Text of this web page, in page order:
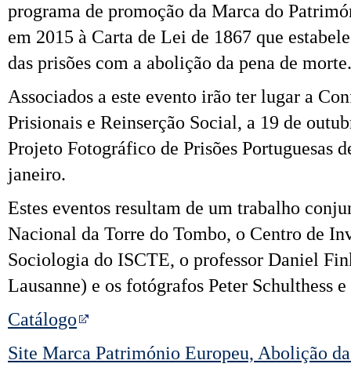
programa de promoção da Marca do
em 2015 à Carta de Lei de 1867 que
das prisões com a abolição da pena de morte.
Associados a este evento irão ter lugar a
Prisionais e Reinserção Social, a 19 de
Projeto Fotográfico de Prisões Portuguesas
janeiro.
Estes eventos resultam de um trabalho
Nacional da Torre do Tombo, o Centro de
Sociologia do ISCTE, o professor Daniel
Lausanne) e os fotógrafos Peter Schulthess
Catálogo
Site Marca Património Europeu, Abolição